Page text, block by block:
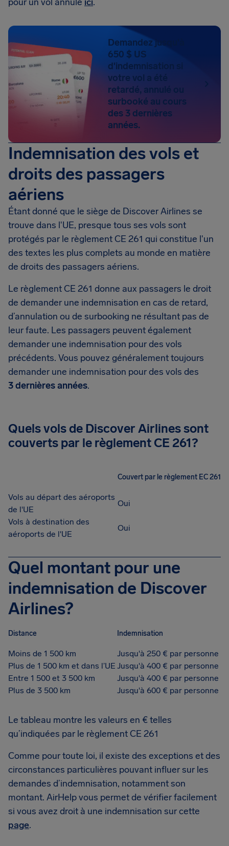
Demandez jusqu'à
650 $ US
d'indemnisation si
votre vol a été
retardé, annulé ou
surbooké au cours
des 3 dernières
années.
Indemnisation des vols et
droits des passagers
aériens
Étant donné que le siège de Discover Airlines se
trouve dans l'UE, presque tous ses vols sont
protégés par le règlement CE 261 qui constitue l'un
des textes les plus complets au monde en matière
de droits des passagers aériens.
Le règlement CE 261 donne aux passagers le droit
de demander une indemnisation en cas de retard,
d’annulation ou de surbooking ne résultant pas de
leur faute. Les passagers peuvent également
demander une indemnisation pour des vols
précédents. Vous pouvez généralement toujours
demander une indemnisation pour des vols des
3 dernières années.
Quels vols de Discover Airlines sont
couverts par le règlement CE 261?
Couvert par le règlement EC 261
Vols au départ des aéroports
de l'UE
Oui
Vols à destination des
aéroports de l'UE
Oui
Quel montant pour une
indemnisation de Discover
Airlines?
Distance Indemnisation
Moins de 1 500 km
Jusqu'à 250 € par personne
Plus de 1 500 km et dans l’UE Jusqu'à 400 € par personne
Entre 1 500 et 3 500 km
Jusqu'à 400 € par personne
Plus de 3 500 km
Jusqu'à 600 € par personne
Le tableau montre les valeurs en € telles
qu’indiquées par le règlement CE 261
Comme pour toute loi, il existe des exceptions et des
circonstances particulières pouvant influer sur les
demandes d’indemnisation, notamment son
montant. AirHelp vous permet de vérifier facilement
si vous avez droit à une indemnisation sur cette
page.